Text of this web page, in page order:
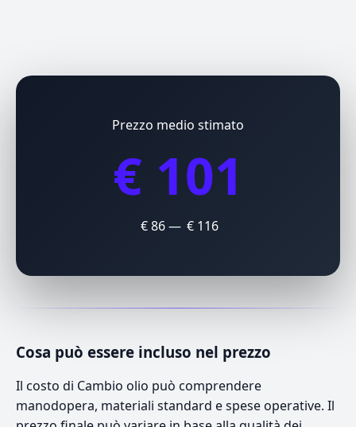
Prezzo medio stimato
€ 101
€ 86 — € 116
Cosa può essere incluso nel prezzo
Il costo di Cambio olio può comprendere
manodopera, materiali standard e spese operative. Il